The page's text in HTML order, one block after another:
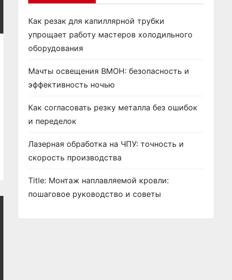
Как резак для капиллярной трубки
упрощает работу мастеров холодильного
оборудования
Мачты освещения ВМОН: безопасность и
эффективность ночью
Как согласовать резку металла без ошибок
и переделок
Лазерная обработка на ЧПУ: точность и
скорость производства
Title: Монтаж наплавляемой кровли:
пошаговое руководство и советы